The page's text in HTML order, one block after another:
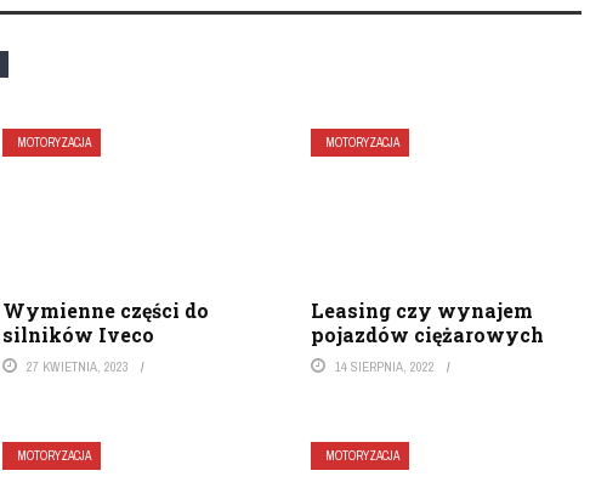
MOTORYZACJA
Wymienne części do
silników Iveco
27 KWIETNIA, 2023
MOTORYZACJA
Leasing czy wynajem
pojazdów ciężarowych
14 SIERPNIA, 2022
MOTORYZACJA MOTORYZACJA